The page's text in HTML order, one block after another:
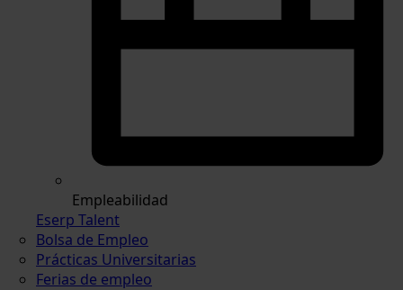
Empleabilidad
Eserp Talent
Bolsa de Empleo
Prácticas Universitarias
Ferias de empleo